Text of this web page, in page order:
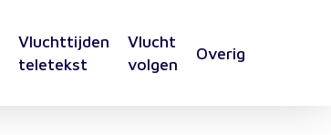
Vluchttijden
teletekst
Vlucht
volgen
Overig